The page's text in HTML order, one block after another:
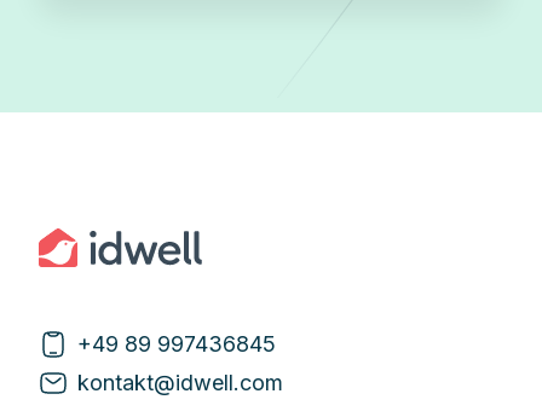
+49 89 997436845
kontakt@idwell.com